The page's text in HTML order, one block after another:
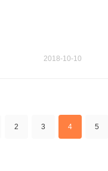
2018-10-10
2 3 4 5